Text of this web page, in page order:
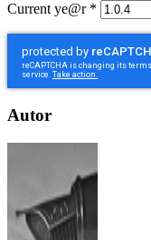
Current ye@r *
Autor